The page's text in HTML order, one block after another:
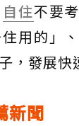
自住不要
用的」
，發展快
新聞